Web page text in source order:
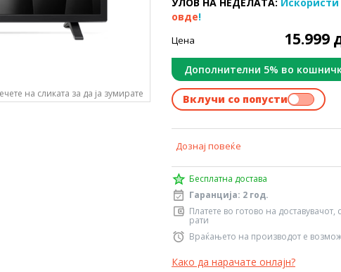
на сликата за да ја зумирате
овде!
Цена 15.999
Дополнителни 5% во
Вклучи со попусти
Дознај повеќе
Бесплатна достава
Гаранција: 2 год.
Платете во готово на
рати
Враќањето на производот е
Како да нарачате онлајн?